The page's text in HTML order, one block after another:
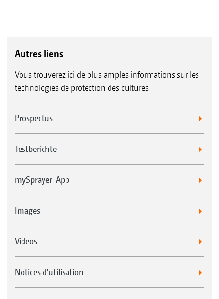
Autres liens
Vous trouverez ici de plus amples informations sur les
technologies de protection des cultures
Prospectus
Testberichte
mySprayer-App
Images
Videos
Notices d'utilisation